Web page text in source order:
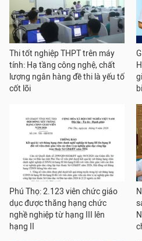
Thi tốt nghiệp THPT trên máy
tính: Hạ tầng công nghệ, chất
lượng ngân hàng đề thi là yếu tố
cốt lõi
Phú Thọ: 2.123 viên chức giáo
dục được thăng hạng chức
nghề nghiệp từ hạng III lên
hạng II